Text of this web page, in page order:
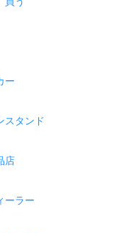
ー
スタンド
店
ーラー